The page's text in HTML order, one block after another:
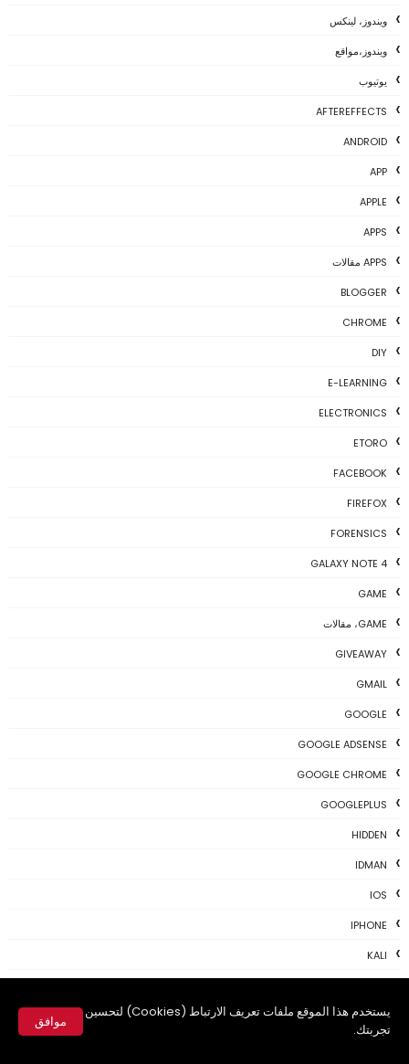
يستخدم هذا الموقع ملفات تعريف الارتباط (Cookies) لتحسين
تجربتك.
موافق
ويندوز، لينكس
ويندوز،مواقع
يوتيوب
AFTEREFFECTS
ANDROID
APP
APPLE
APPS
APPS مقالات
BLOGGER
CHROME
DIY
E-LEARNING
ELECTRONICS
ETORO
FACEBOOK
FIREFOX
FORENSICS
GALAXY NOTE 4
GAME
GAME، مقالات
GIVEAWAY
GMAIL
GOOGLE
GOOGLE ADSENSE
GOOGLE CHROME
GOOGLEPLUS
HIDDEN
IDMAN
IOS
IPHONE
KALI
MAC